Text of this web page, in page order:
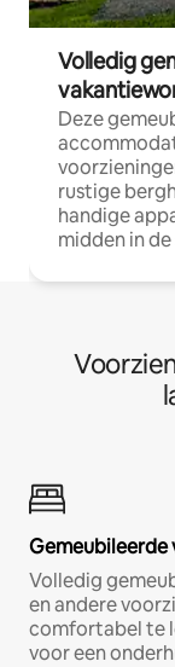
Volledig
Deze
rustige
handige
midden in
Volledig
en andere
comfortabel te
voor een